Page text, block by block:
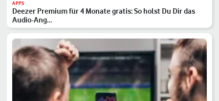
APPS
Deezer Premium für 4 Monate gratis: So holst Du Dir das
Audio-Ang…